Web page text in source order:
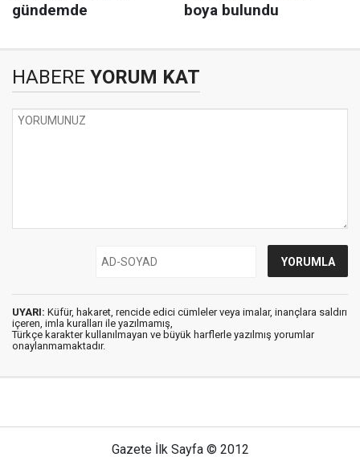
HABERE YORUM KAT
UYARI: Küfür, hakaret, rencide edici cümleler veya imalar, inançlara saldırı
içeren, imla kuralları ile yazılmamış,
Türkçe karakter kullanılmayan ve büyük harflerle yazılmış yorumlar
onaylanmamaktadır.
Gazete İlk Sayfa © 2012